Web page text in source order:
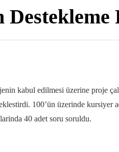
kabul edilmesi üzerine proje
100’ün üzerinde
40 adet soru soruldu.